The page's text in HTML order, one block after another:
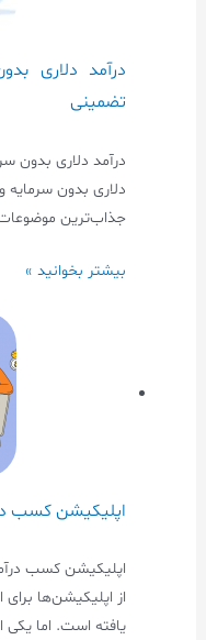
درآمد دلاری
تضمینی
درآمد دلاری بدون
دلاری بدون سرمایه
جذاب‌ترین موضوعات
بیشتر بخوانید »
اپلیکیشن کسب
اپلیکیشن کسب
از اپلیکیشن‌ها
یافته است. اما یکی